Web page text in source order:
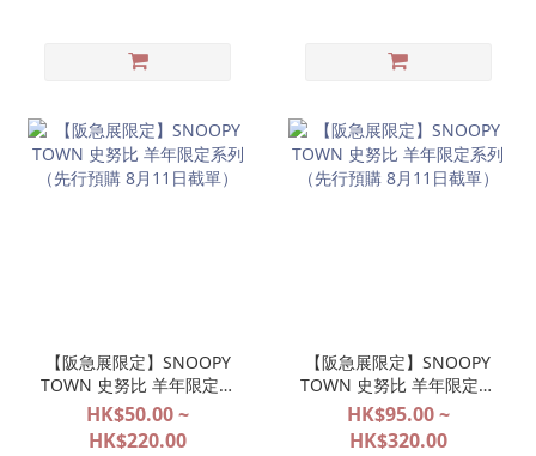
【阪急展限定】SNOOPY
TOWN 史努比 羊年限定系
列（先行預購 8月11日截
單）
HK$50.00 ~
HK$220.00
【阪急展限定】SNOOPY
TOWN 史努比 羊年限定系
列（先行預購 8月11日截
單）
HK$95.00 ~
HK$320.00